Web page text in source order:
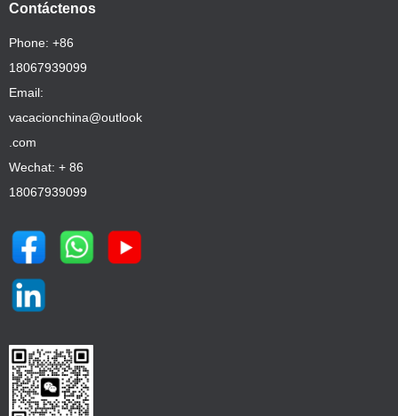
Contáctenos
Phone: +86
18067939099
Email:
vacacionchina@outlook
.com
Wechat: + 86
18067939099